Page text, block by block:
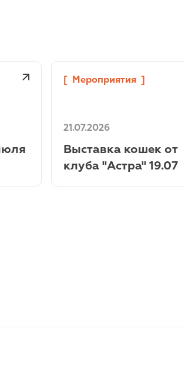
Мероприятия
21.07.2026
Выставка кошек от
клуба "Астра" 19.07